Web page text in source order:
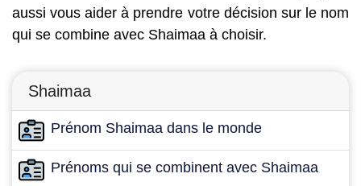
aussi vous aider à prendre votre décision sur le nom
qui se combine avec Shaimaa à choisir.
Shaimaa
Prénom Shaimaa dans le monde
Prénoms qui se combinent avec Shaimaa